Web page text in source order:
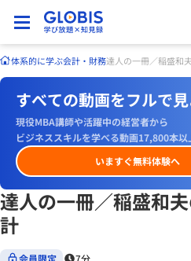
体系的に学ぶ会計・財務達人の一冊／稲盛和
すべての動画をフルで見
現役MBA講師や活躍中の経営者から
ビジネススキルを学べる動画17,800本以
いますぐ無料体験へ
達人の一冊／稲盛和
計
会員限定 7分